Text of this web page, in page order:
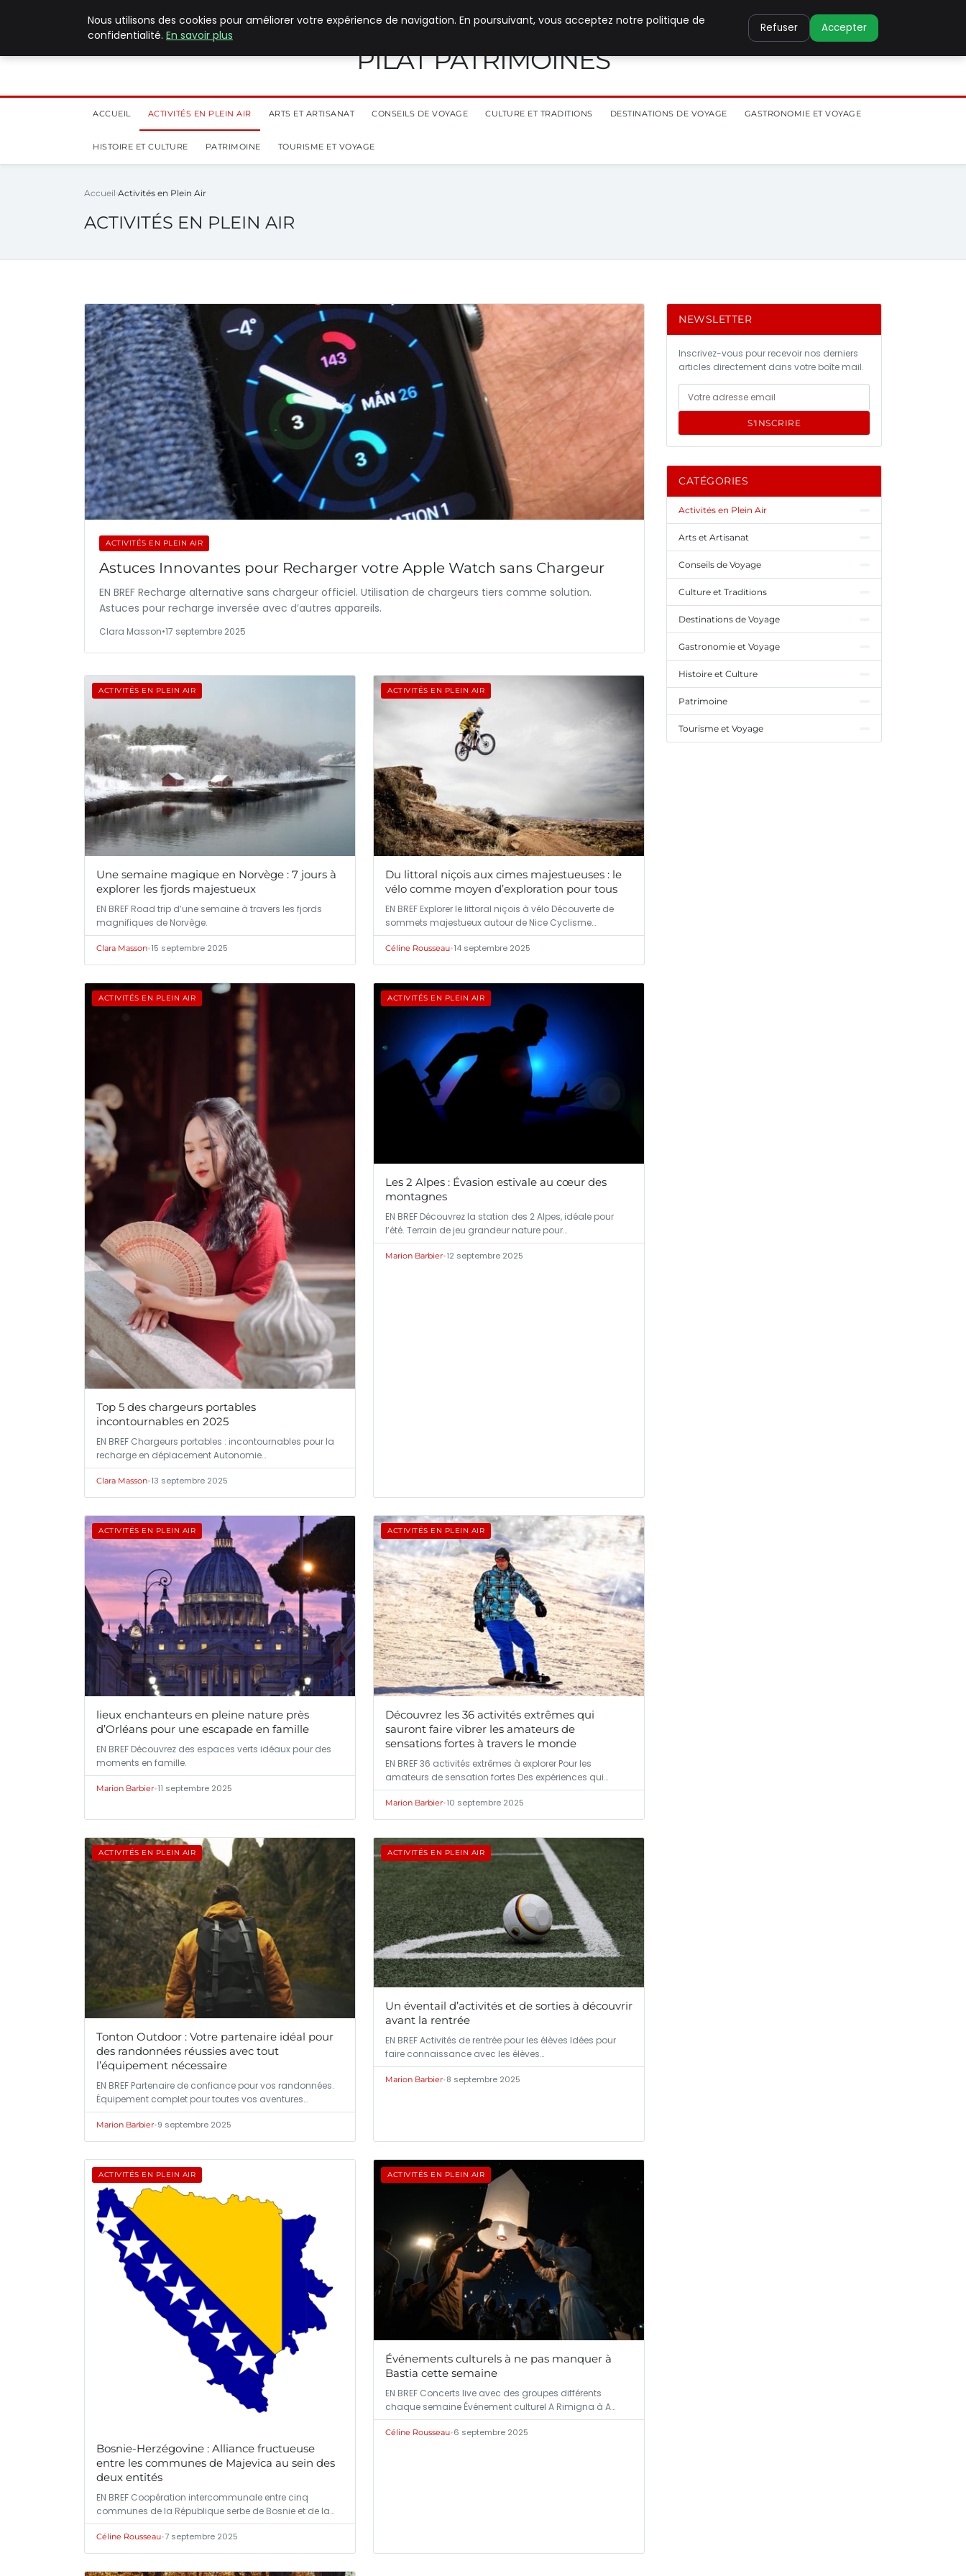
PILAT PATRIMOINES
ACCUEIL ACTIVITÉS EN PLEIN AIR ARTS ET ARTISANAT CONSEILS DE VOYAGE CULTURE ET TRADITIONS DESTINATIONS DE VOYAGE GASTRONOMIE ET VOYAGE
HISTOIRE ET CULTURE PATRIMOINE TOURISME ET VOYAGE
Accueil Activités en Plein Air
ACTIVITÉS EN PLEIN AIR
ACTIVITÉS EN PLEIN AIR
Astuces Innovantes pour Recharger votre Apple Watch sans Chargeur
EN BREF Recharge alternative sans chargeur officiel. Utilisation de chargeurs tiers comme solution.
Astuces pour recharge inversée avec d’autres appareils.
Clara Masson•17 septembre 2025
ACTIVITÉS EN PLEIN AIR
Une semaine magique en Norvège : 7 jours à
explorer les fjords majestueux
EN BREF Road trip d’une semaine à travers les fjords
magnifiques de Norvège.
Clara Masson•15 septembre 2025
ACTIVITÉS EN PLEIN AIR
Du littoral niçois aux cimes majestueuses : le
vélo comme moyen d’exploration pour tous
EN BREF Explorer le littoral niçois à vélo Découverte de
sommets majestueux autour de Nice Cyclisme…
Céline Rousseau•14 septembre 2025
ACTIVITÉS EN PLEIN AIR
Top 5 des chargeurs portables
incontournables en 2025
EN BREF Chargeurs portables : incontournables pour la
recharge en déplacement Autonomie…
Clara Masson•13 septembre 2025
ACTIVITÉS EN PLEIN AIR
Les 2 Alpes : Évasion estivale au cœur des
montagnes
EN BREF Découvrez la station des 2 Alpes, idéale pour
l’été. Terrain de jeu grandeur nature pour…
Marion Barbier•12 septembre 2025
ACTIVITÉS EN PLEIN AIR
lieux enchanteurs en pleine nature près
d’Orléans pour une escapade en famille
EN BREF Découvrez des espaces verts idéaux pour des
moments en famille.
Marion Barbier•11 septembre 2025
ACTIVITÉS EN PLEIN AIR
Découvrez les 36 activités extrêmes qui
sauront faire vibrer les amateurs de
sensations fortes à travers le monde
EN BREF 36 activités extrêmes à explorer Pour les
amateurs de sensation fortes Des expériences qui…
Marion Barbier•10 septembre 2025
ACTIVITÉS EN PLEIN AIR
Tonton Outdoor : Votre partenaire idéal pour
des randonnées réussies avec tout
l’équipement nécessaire
EN BREF Partenaire de confiance pour vos randonnées.
Équipement complet pour toutes vos aventures…
Marion Barbier•9 septembre 2025
ACTIVITÉS EN PLEIN AIR
Un éventail d’activités et de sorties à découvrir
avant la rentrée
EN BREF Activités de rentrée pour les élèves Idées pour
faire connaissance avec les élèves…
Marion Barbier•8 septembre 2025
ACTIVITÉS EN PLEIN AIR
Bosnie-Herzégovine : Alliance fructueuse
entre les communes de Majevica au sein des
deux entités
EN BREF Coopération intercommunale entre cinq
communes de la République serbe de Bosnie et de la…
Céline Rousseau•7 septembre 2025
ACTIVITÉS EN PLEIN AIR
Événements culturels à ne pas manquer à
Bastia cette semaine
EN BREF Concerts live avec des groupes différents
chaque semaine Événement culturel A Rimigna à A…
Céline Rousseau•6 septembre 2025
NEWSLETTER
Inscrivez-vous pour recevoir nos derniers
articles directement dans votre boîte mail.
S'INSCRIRE
CATÉGORIES
Activités en Plein Air
Arts et Artisanat
Conseils de Voyage
Culture et Traditions
Destinations de Voyage
Gastronomie et Voyage
Histoire et Culture
Patrimoine
Tourisme et Voyage
Nous utilisons des cookies pour améliorer votre expérience de navigation. En poursuivant, vous acceptez notre politique de
confidentialité. En savoir plus
Refuser Accepter